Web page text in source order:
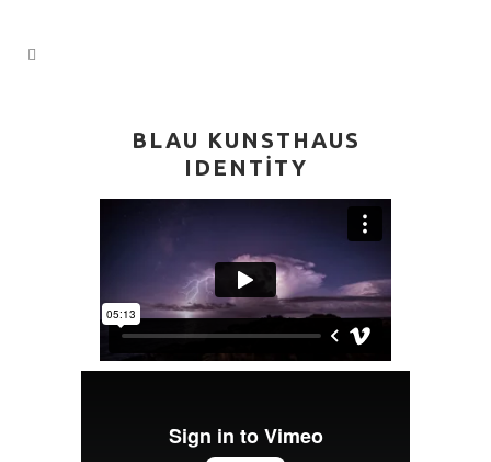
BLAU KUNSTHAUS
IDENTITY